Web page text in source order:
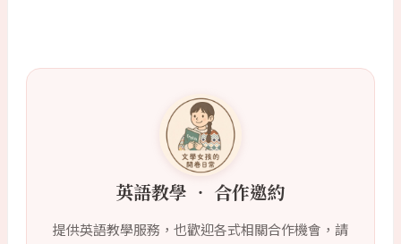
英語教學 ‧ 合作邀約
提供英語教學服務，也歡迎各式相關合作機會，請